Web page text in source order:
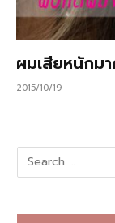
ผมเสียหนักม
2015/10/19